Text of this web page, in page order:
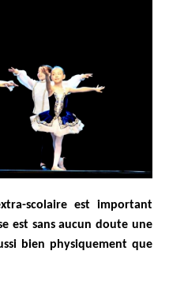
scolaire est important
est sans aucun doute une
bien physiquement que